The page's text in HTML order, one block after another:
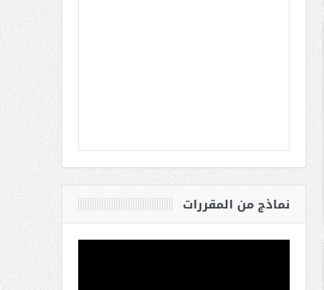
نماذج من المقررات